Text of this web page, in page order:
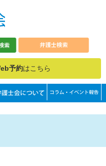
予約はこちら